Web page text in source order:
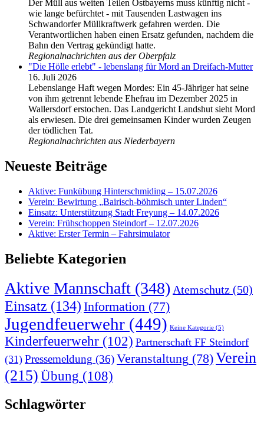
Der Müll aus weiten Teilen Ostbayerns muss künftig nicht -
wie lange befürchtet - mit Tausenden Lastwagen ins
Schwandorfer Müllkraftwerk gefahren werden. Die
Verantwortlichen haben einen Ersatz gefunden, nachdem die
Bahn den Vertrag gekündigt hatte.
Regionalnachrichten aus der Oberpfalz
"Die Hölle erlebt" - lebenslang für Mord an Dreifach-Mutter
16. Juli 2026
Lebenslange Haft wegen Mordes: Ein 45-Jähriger hat seine
von ihm getrennt lebende Ehefrau im Dezember 2025 in
Wallersdorf erstochen. Das Landgericht Landshut sieht Mord
als erwiesen. Die drei gemeinsamen Kinder wurden Zeugen
der tödlichen Tat.
Regionalnachrichten aus Niederbayern
Neueste Beiträge
Aktive: Funkübung Hinterschmiding – 15.07.2026
Verein: Bewirtung „Bairisch-böhmisch unter Linden“
Einsatz: Unterstützung Stadt Freyung – 14.07.2026
Verein: Frühschoppen Steindorf – 12.07.2026
Aktive: Erster Termin – Fahrsimulator
Beliebte Kategorien
Aktive Mannschaft (348) Atemschutz (50)
Einsatz (134) Information (77)
Jugendfeuerwehr (449) Keine Kategorie (5)
Kinderfeuerwehr (102) Partnerschaft FF Steindorf
(31) Pressemeldung (36)Veranstaltung (78)Verein
(215)Übung (108)
Schlagwörter